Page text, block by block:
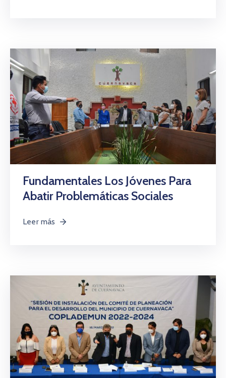
Fundamentales Los Jóvenes Para
Abatir Problemáticas Sociales
Leer más